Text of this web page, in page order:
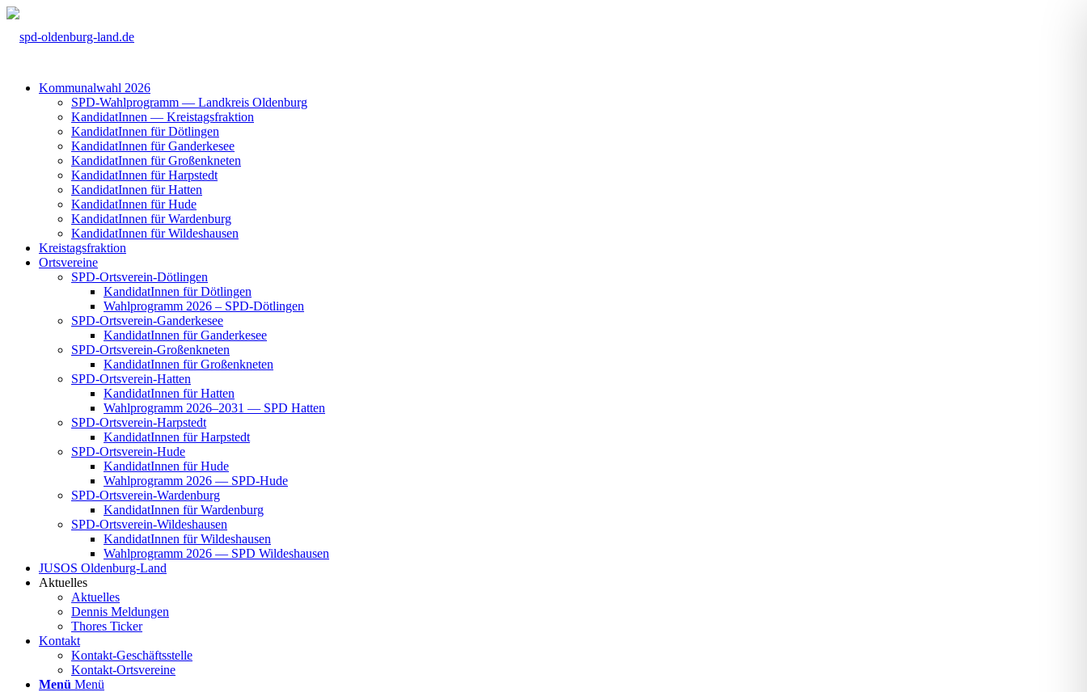
Kom­mu­nal­wahl 2026
SPD-Wahl­pro­gramm — Land­kreis Olden­burg
Kan­di­da­tIn­nen — Kreis­tags­frak­ti­on
Kan­di­da­tIn­nen für Döt­lin­gen
Kan­di­da­tIn­nen für Gan­der­ke­see
Kan­di­da­tIn­nen für Groß­enkne­ten
Kan­di­da­tIn­nen für Harp­s­tedt
Kan­di­da­tIn­nen für Hat­ten
Kan­di­da­tIn­nen für Hude
Kan­di­da­tIn­nen für War­den­burg
Kan­di­da­tIn­nen für Wil­des­hau­sen
Kreis­tags­frak­ti­on
Orts­ver­ei­ne
SPD-Orts­­ver­­ein-Döt­­lin­­gen
Kan­di­da­tIn­nen für Döt­lin­gen
Wahl­pro­gramm 2026 – SPD-Döt­lin­gen
SPD-Orts­­ver­­ein-Gan­­der­ke­­see
Kan­di­da­tIn­nen für Gan­der­ke­see
SPD-Orts­­ver­­ein-Gro­ß­en­k­ne­­ten
Kan­di­da­tIn­nen für Groß­enkne­ten
SPD-Orts­­ver­­ein-Hat­­ten
Kan­di­da­tIn­nen für Hat­ten
Wahl­pro­gramm 2026–2031 — SPD Hat­ten
SPD-Orts­­ver­­ein-Har­p­s­tedt
Kan­di­da­tIn­nen für Harp­s­tedt
SPD-Orts­­ver­­ein-Hude
Kan­di­da­tIn­nen für Hude
Wahl­pro­gramm 2026 — SPD-Hude
SPD-Orts­­ver­­ein-War­­den­­burg
Kan­di­da­tIn­nen für War­den­burg
SPD-Orts­­ver­­ein-Wil­­des­hau­­sen
Kan­di­da­tIn­nen für Wil­des­hau­sen
Wahl­pro­gramm 2026 — SPD Wil­des­hau­sen
JUSOS Olden­­burg-Land
Aktu­el­les
Aktu­el­les
Den­nis Mel­dun­gen
Tho­res Ticker
Kon­takt
Kon­­­takt-Geschäfts­­s­tel­­le
Kon­­­takt-Orts­­ver­­ei­­ne
Menü Menü